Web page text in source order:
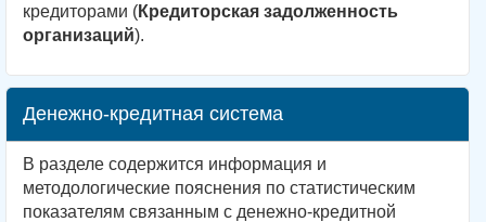
кредиторами (Кредиторская задолженность
организаций).
Денежно-кредитная система
В разделе содержится информация и
методологические пояснения по статистическим
показателям связанным с денежно-кредитной